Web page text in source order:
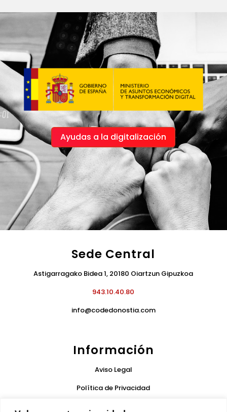
Ayudas a la digitalización
Sede Central
Astigarragako Bidea 1, 20180 Oiartzun Gipuzkoa
943.10.40.80
info@codedonostia.com
Información
Aviso Legal
Política de Privacidad